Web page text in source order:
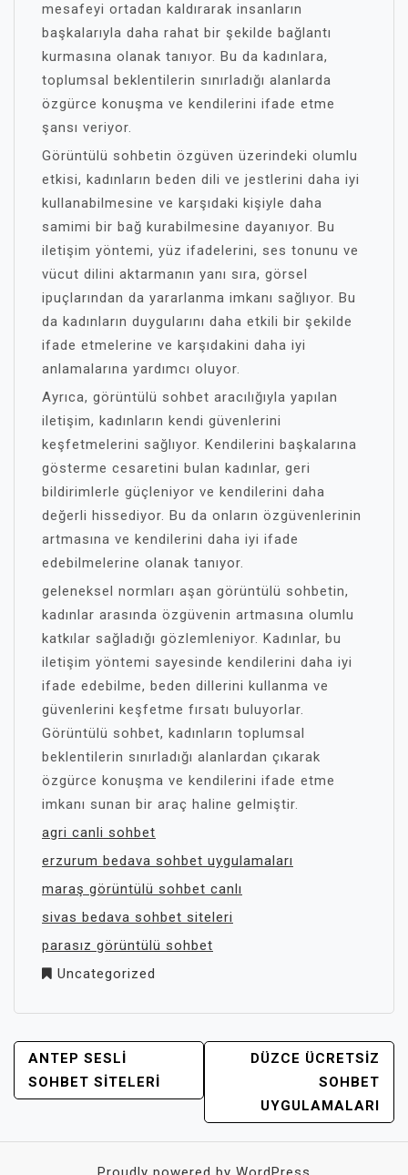
mesafeyi ortadan kaldırarak insanların
başkalarıyla daha rahat bir şekilde bağlantı
kurmasına olanak tanıyor. Bu da kadınlara,
toplumsal beklentilerin sınırladığı alanlarda
özgürce konuşma ve kendilerini ifade etme
şansı veriyor.
Görüntülü sohbetin özgüven üzerindeki olumlu
etkisi, kadınların beden dili ve jestlerini daha iyi
kullanabilmesine ve karşıdaki kişiyle daha
samimi bir bağ kurabilmesine dayanıyor. Bu
iletişim yöntemi, yüz ifadelerini, ses tonunu ve
vücut dilini aktarmanın yanı sıra, görsel
ipuçlarından da yararlanma imkanı sağlıyor. Bu
da kadınların duygularını daha etkili bir şekilde
ifade etmelerine ve karşıdakini daha iyi
anlamalarına yardımcı oluyor.
Ayrıca, görüntülü sohbet aracılığıyla yapılan
iletişim, kadınların kendi güvenlerini
keşfetmelerini sağlıyor. Kendilerini başkalarına
gösterme cesaretini bulan kadınlar, geri
bildirimlerle güçleniyor ve kendilerini daha
değerli hissediyor. Bu da onların özgüvenlerinin
artmasına ve kendilerini daha iyi ifade
edebilmelerine olanak tanıyor.
geleneksel normları aşan görüntülü sohbetin,
kadınlar arasında özgüvenin artmasına olumlu
katkılar sağladığı gözlemleniyor. Kadınlar, bu
iletişim yöntemi sayesinde kendilerini daha iyi
ifade edebilme, beden dillerini kullanma ve
güvenlerini keşfetme fırsatı buluyorlar.
Görüntülü sohbet, kadınların toplumsal
beklentilerin sınırladığı alanlardan çıkarak
özgürce konuşma ve kendilerini ifade etme
imkanı sunan bir araç haline gelmiştir.
agri canli sohbet
erzurum bedava sohbet uygulamaları
maraş görüntülü sohbet canlı
sivas bedava sohbet siteleri
parasız görüntülü sohbet
Uncategorized
YAZI
GEZINMESI
ANTEP SESLI
SOHBET SITELERI
DÜZCE ÜCRETSIZ
SOHBET
UYGULAMALARI